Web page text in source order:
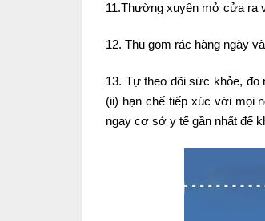
11.Thường xuyên mở cửa ra
12. Thu gom rác hàng ngày
13. Tự theo dõi sức khỏe, đo
(ii) hạn chế tiếp xúc với mọi
ngay cơ sở y tế gần nhất để